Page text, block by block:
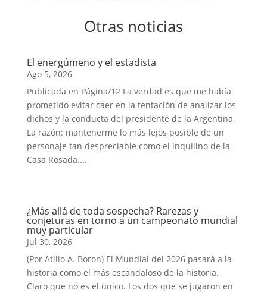
Otras noticias
El energúmeno y el estadista
Ago 5, 2026
Publicada en Página/12 La verdad es que me había
prometido evitar caer en la tentación de analizar los
dichos y la conducta del presidente de la Argentina.
La razón: mantenerme lo más lejos posible de un
personaje tan despreciable como el inquilino de la
Casa Rosada....
¿Más allá de toda sospecha? Rarezas y
conjeturas en torno a un campeonato mundial
muy particular
Jul 30, 2026
(Por Atilio A. Boron) El Mundial del 2026 pasará a la
historia como el más escandaloso de la historia.
Claro que no es el único. Los dos que se jugaron en